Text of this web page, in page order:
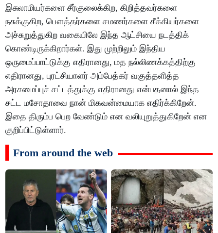
இசுலாமியர்களை சீர்குலைக்கிற, கிறித்தவர்களை
நசுக்குகிற, பௌத்தர்களை சமணர்களை சீக்கியர்களை
அச்சுறுத்துகிற வகையிலே இந்த ஆட்சியை நடத்திக்
கொண்டிருக்கிறார்கள். இது முற்றிலும் இந்திய
ஒருமைப்பாட்டுக்கு எதிரானது, மத நல்லிணக்கத்திற்கு
எதிரானது, புரட்சியாளர் அம்பேத்கர் வகுத்தளித்த
அரசமைப்புச் சட்டத்துக்கு எதிரானது என்பதனால் இந்த
சட்ட மசோதாவை நான் மிகவன்மையாக எதிர்க்கிறேன்.
இதை திரும்ப பெற வேண்டும் என வலியுறுத்துகிறேன் என
குறிப்பிட்டுள்ளார்.
From around the web